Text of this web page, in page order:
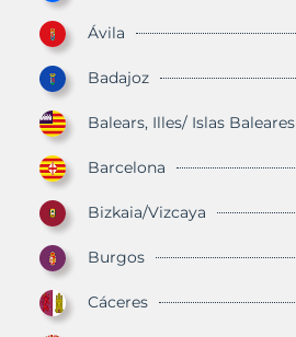
Ávila
Badajoz
Balears, Illes/ Islas Baleares
Barcelona
Bizkaia/Vizcaya
Burgos
Cáceres